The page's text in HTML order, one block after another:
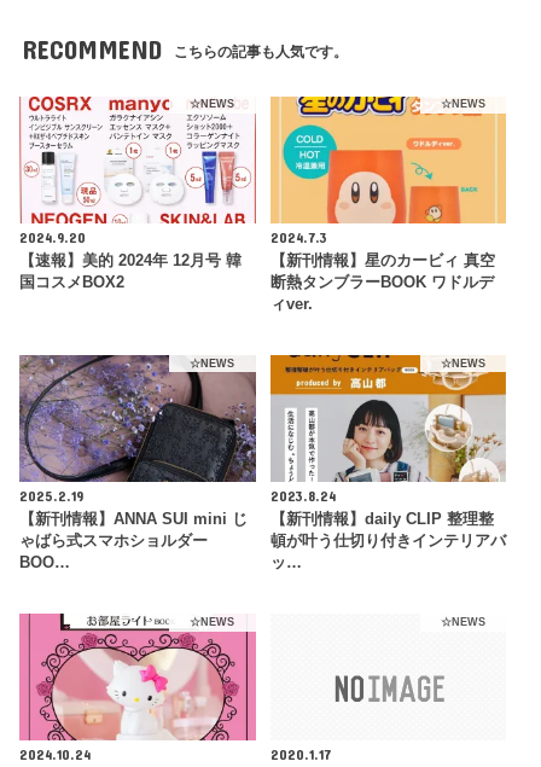
RECOMMEND こちらの記事も人気です。
☆NEWS
2024.9.20
【速報】美的 2024年 12月号 韓
国コスメBOX2
☆NEWS
2024.7.3
【新刊情報】星のカービィ 真空
断熱タンブラーBOOK ワドルデ
ィver.
☆NEWS
2025.2.19
【新刊情報】ANNA SUI mini じ
ゃばら式スマホショルダー
BOO…
☆NEWS
2023.8.24
【新刊情報】daily CLIP 整理整
頓が叶う仕切り付きインテリアバ
ッ…
☆NEWS
2024.10.24
☆NEWS
2020.1.17